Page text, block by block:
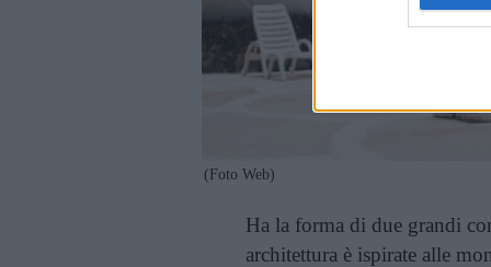
(Foto Web)
Ha la forma di due grandi
architettura è ispirate alle